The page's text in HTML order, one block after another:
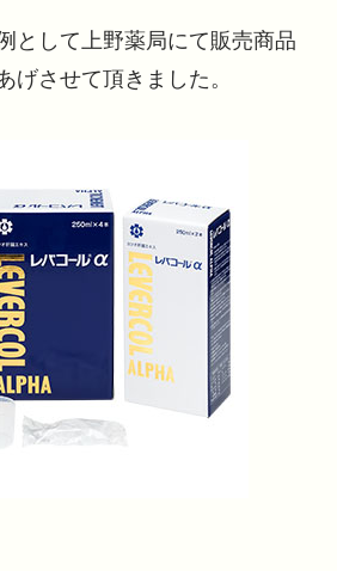
として上野薬局にて販売商品
げさせて頂きました。